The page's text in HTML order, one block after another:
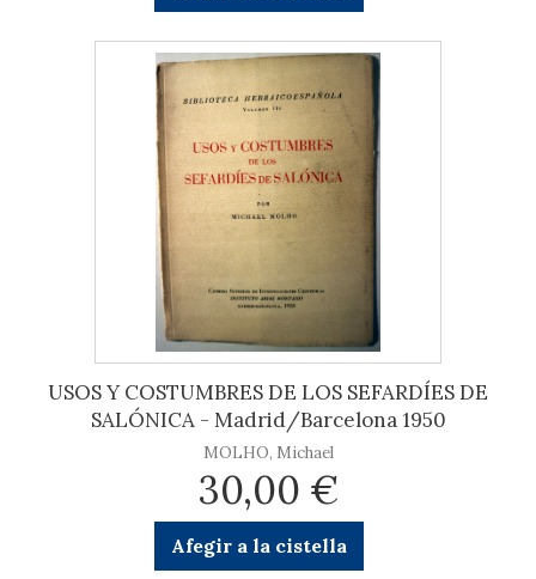
USOS Y COSTUMBRES DE LOS SEFARDÍES DE
SALÓNICA - Madrid/Barcelona 1950
MOLHO, Michael
30,00 €
Afegir a la cistella